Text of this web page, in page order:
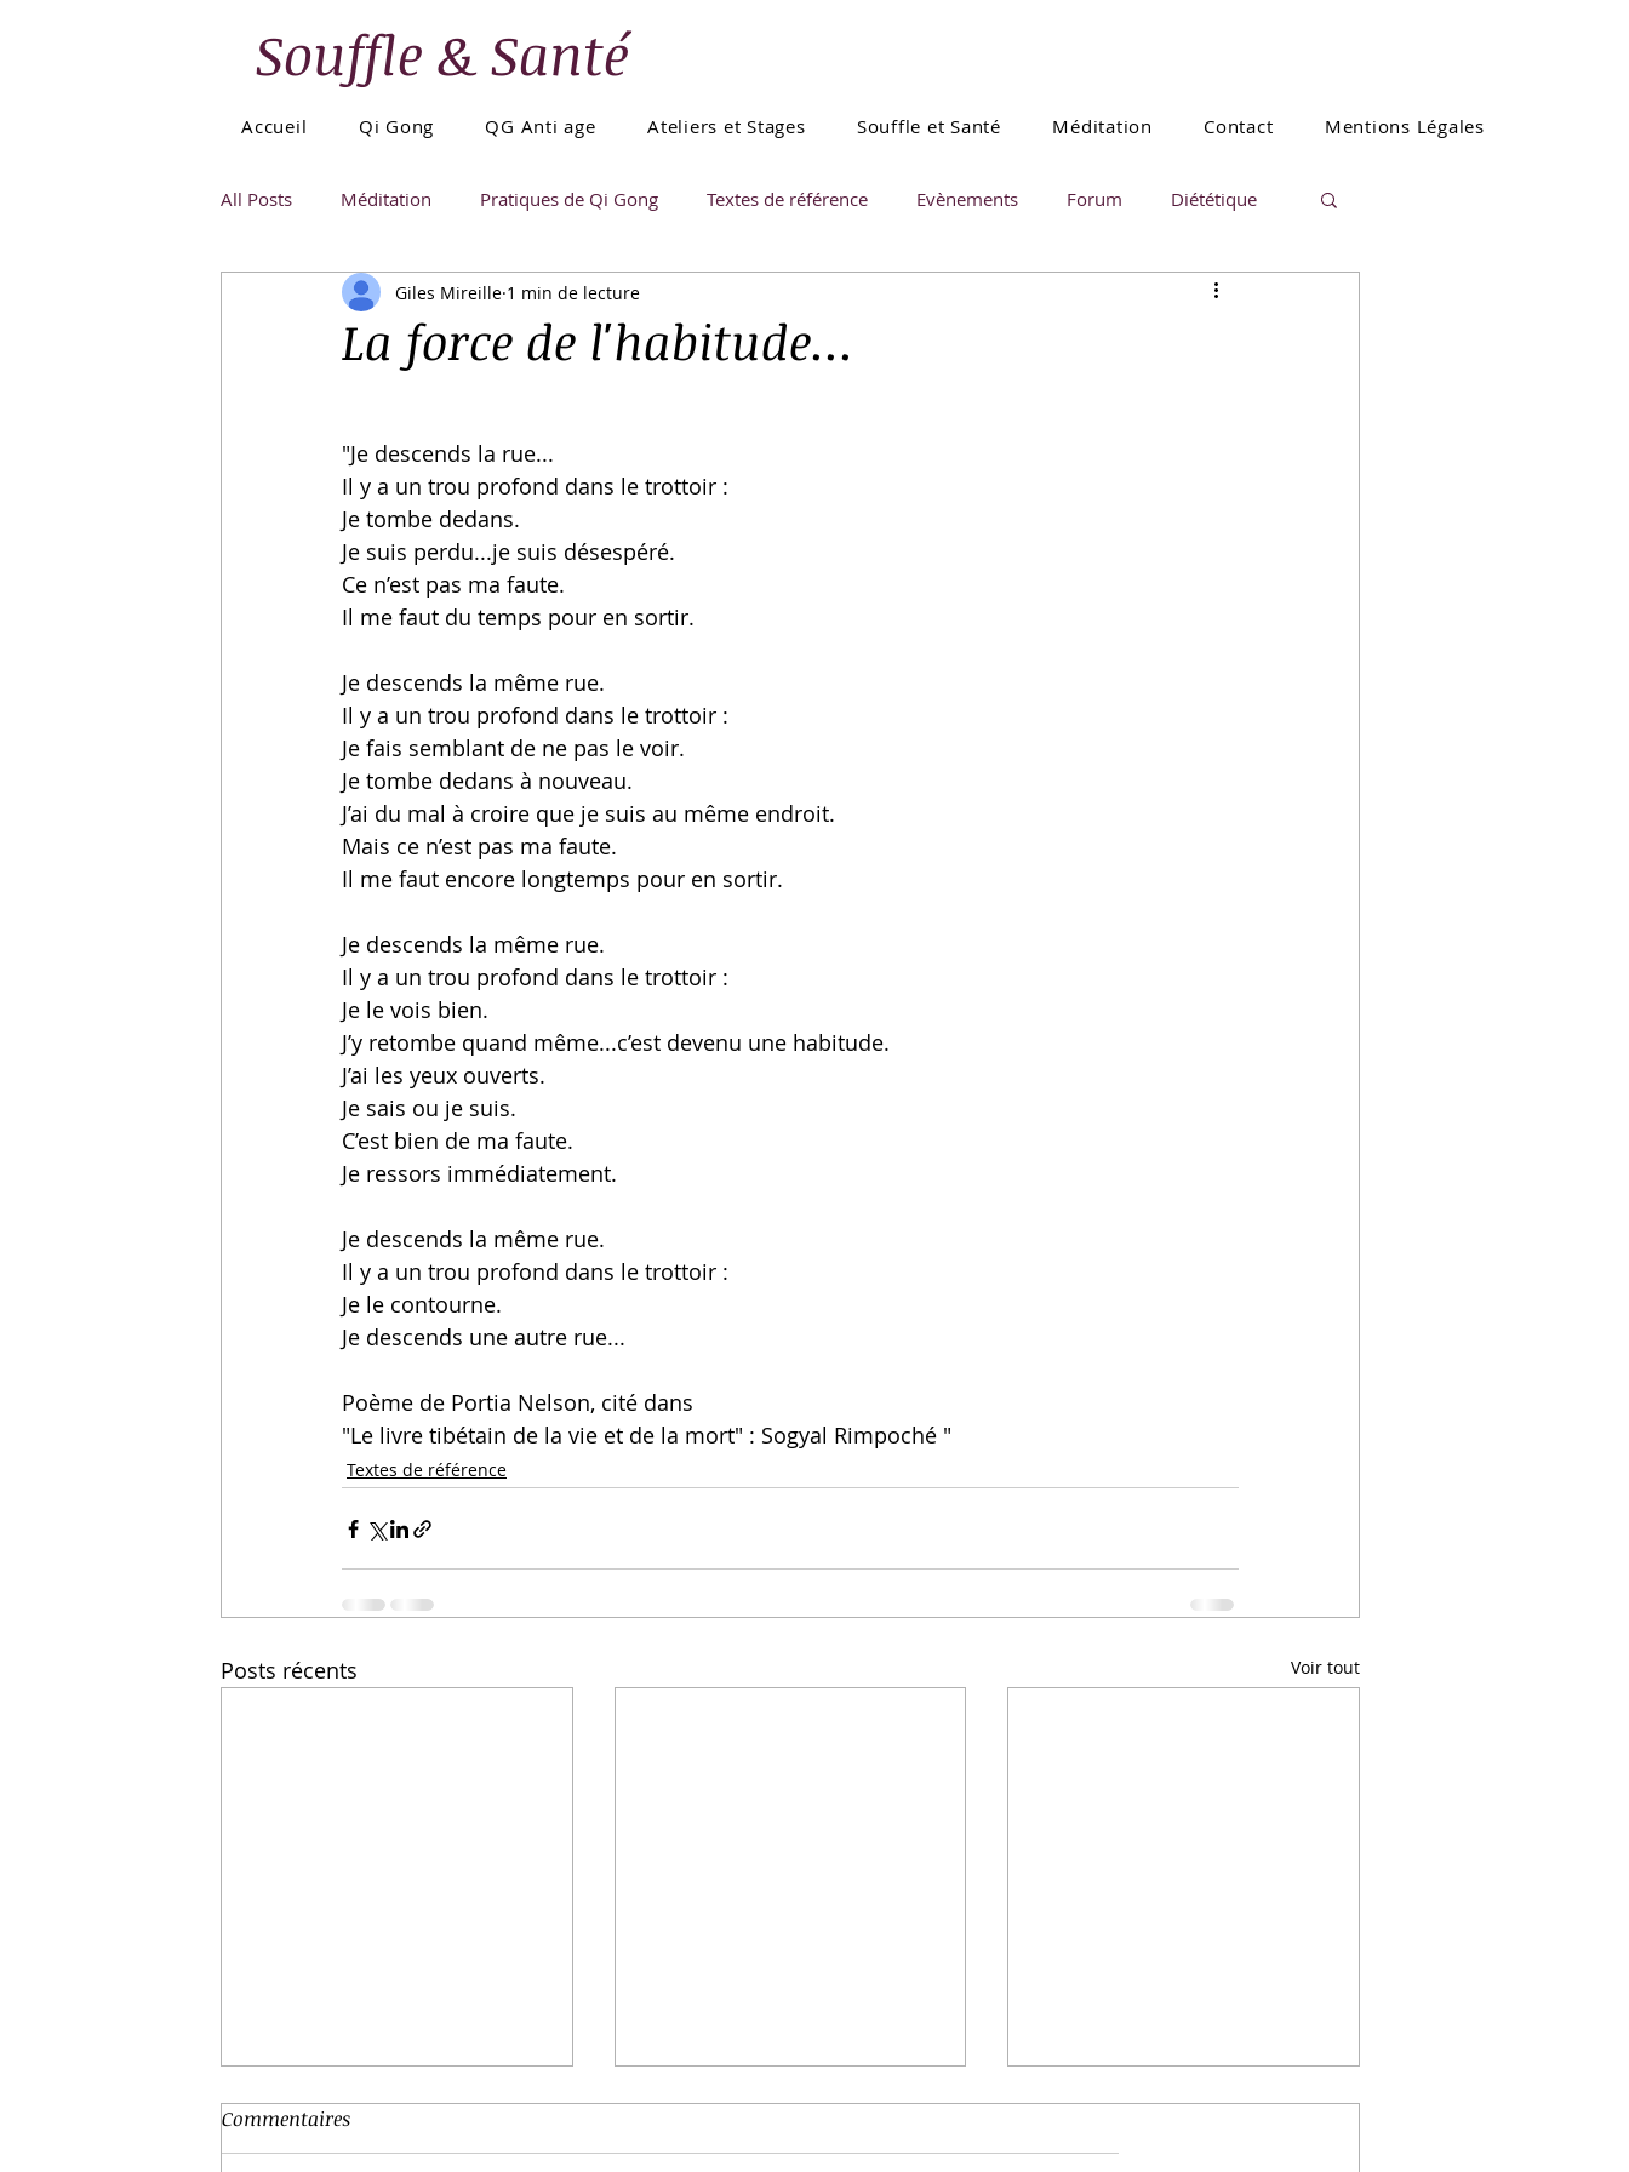
Souffle & Santé
Accueil Qi Gong QG Anti age Ateliers et Stages Souffle et Santé Méditation Contact Mentions Légales
All Posts Méditation Pratiques de Qi Gong Textes de référence Evènements Forum Diététique
La force de l'habitude...
Giles Mireille 1 min de lecture
"Je descends la rue...
Il y a un trou profond dans le trottoir :
Je tombe dedans.
Je suis perdu...je suis désespéré.
Ce n’est pas ma faute.
Il me faut du temps pour en sortir.
Je descends la même rue.
Il y a un trou profond dans le trottoir :
Je fais semblant de ne pas le voir.
Je tombe dedans à nouveau.
J’ai du mal à croire que je suis au même endroit.
Mais ce n’est pas ma faute.
Il me faut encore longtemps pour en sortir.
Je descends la même rue.
Il y a un trou profond dans le trottoir :
Je le vois bien.
J’y retombe quand même...c’est devenu une habitude.
J’ai les yeux ouverts.
Je sais ou je suis.
C’est bien de ma faute.
Je ressors immédiatement.
Je descends la même rue.
Il y a un trou profond dans le trottoir :
Je le contourne.
Je descends une autre rue...
Poème de Portia Nelson, cité dans
"Le livre tibétain de la vie et de la mort" : Sogyal Rimpoché "
Textes de référence
Posts récents Voir tout
Commentaires